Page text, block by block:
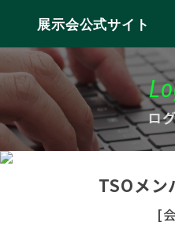
展示会公式サイト
ロ
TSOメン
[